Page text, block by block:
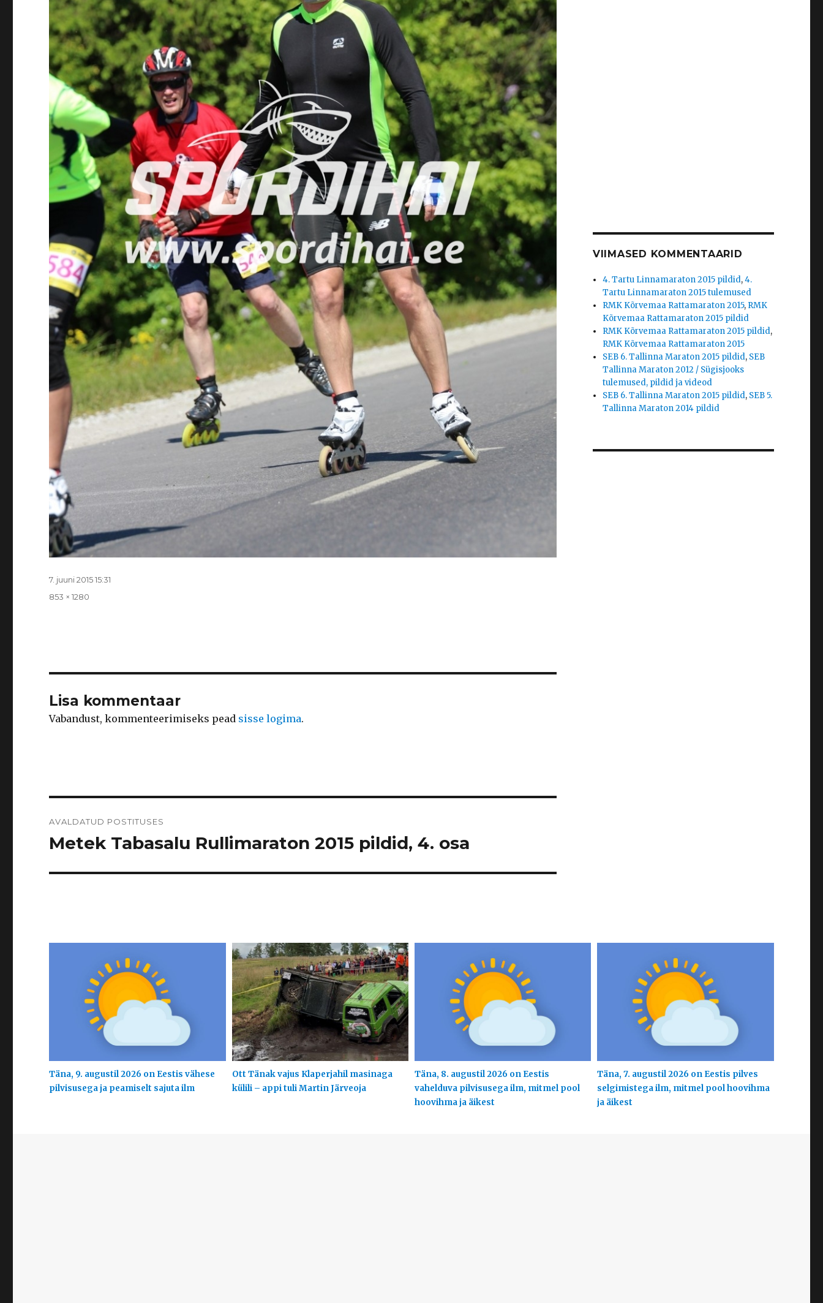
Postitatud
7. juuni 2015 15:31
Täissuurus
853 × 1280
Lisa kommentaar
Vabandust, kommenteerimiseks pead sisse logima.
AVALDATUD POSTITUSES
Metek Tabasalu Rullimaraton 2015 pildid, 4. osa
VIIMASED KOMMENTAARID
4. Tartu Linnamaraton 2015 pildid,4.
Tartu Linnamaraton 2015 tulemused
RMK Kõrvemaa Rattamaraton 2015, RMK
Kõrvemaa Rattamaraton 2015 pildid
RMK Kõrvemaa Rattamaraton 2015 pildid,
RMK Kõrvemaa Rattamaraton 2015
SEB 6. Tallinna Maraton 2015 pildid, SEB
Tallinna Maraton 2012 / Sügisjooks
tulemused, pildid ja videod
SEB 6. Tallinna Maraton 2015 pildid, SEB 5.
Tallinna Maraton 2014 pildid
Täna, 9. augustil 2026 on Eestis vähese
pilvisusega ja peamiselt sajuta ilm
Ott Tänak vajus Klaperjahil masinaga
külili – appi tuli Martin Järveoja
Täna, 8. augustil 2026 on Eestis
vahelduva pilvisusega ilm, mitmel pool
hoovihma ja äikest
Täna, 7. augustil 2026 on Eestis pilves
selgimistega ilm, mitmel pool hoovihma
ja äikest